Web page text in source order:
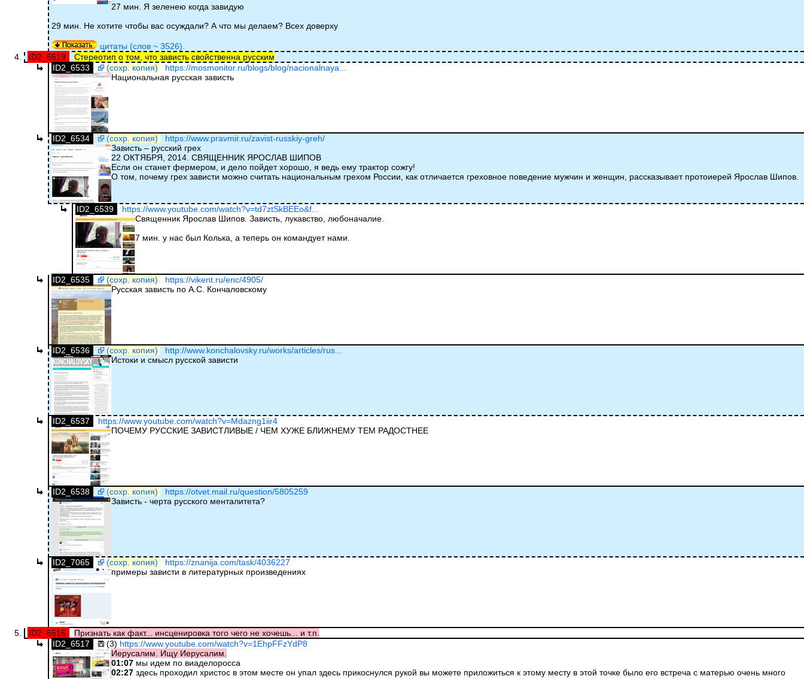
27 мин. Я зеленею когда завидую
29 мин. Не хотите чтобы вас осуждали? А что мы делаем? Всех доверху
цитаты (слов ~ 3526).
ID2_6519
Стереотип о том, что зависть свойственна русским
ID2_6533
(сохр. копия)
https://mosmonitor.ru/blogs/blog/nacionalnaya...
Национальная русская зависть
ID2_6534 (сохр. копия)
https://www.pravmir.ru/zavist-russkiy-greh/
Зависть – русский грех
22 ОКТЯБРЯ, 2014. СВЯЩЕННИК ЯРОСЛАВ ШИПОВ
Если он станет фермером, и дело пойдет хорошо, я ведь ему трактор сожгу!
О том, почему грех зависти можно считать национальным грехом России, как отличается греховное поведение мужчин и женщин, рассказывает протоиерей Ярослав Шипов.
ID2_6539
https://www.youtube.com/watch?v=td7ztSkBEEo&f...
Священник Ярослав Шипов. Зависть, лукавство, любоначалие.
7 мин. у нас был Колька, а теперь он командует нами.
ID2_6535 (сохр. копия)
https://vikent.ru/enc/4905/
Русская зависть по А.С. Кончаловскому
ID2_6536 (сохр. копия)
http://www.konchalovsky.ru/works/articles/rus...
Истоки и смысл русской зависти
ID2_6537
https://www.youtube.com/watch?v=Mdazng1iir4
ПОЧЕМУ РУССКИЕ ЗАВИСТЛИВЫЕ / ЧЕМ ХУЖЕ БЛИЖНЕМУ ТЕМ РАДОСТНЕЕ
ID2_6538 (сохр. копия)
https://otvet.mail.ru/question/5805259
Зависть - черта русского менталитета?
ID2_7065 (сохр. копия)
https://znanija.com/task/4036227
примеры зависти в литературных произведениях
ID2_6516
Признать как факт... инсценировка того чего не хочешь... и т.п.
ID2_6517
(3) https://www.youtube.com/watch?v=1EhpFFzYdP8
Иерусалим. Ищу Иерусалим.
01:07 мы идем по виаделоросса
02:27 здесь проходил христос в этом месте он упал здесь прикоснулся рукой вы можете приложиться к этому месту в этой точке было его встреча с матерью очень много